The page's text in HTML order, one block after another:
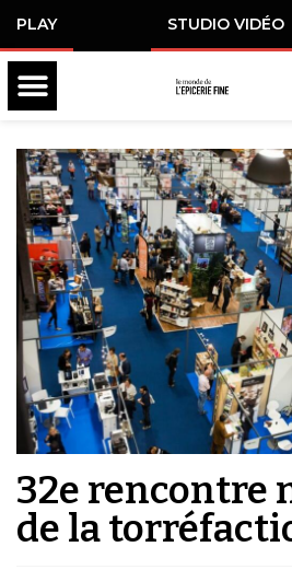
PLAY STUDIO VIDÉO
32e rencontre
de la